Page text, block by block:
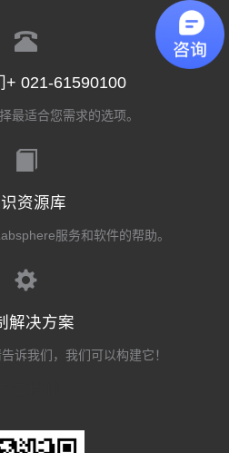
+ 021-61590100
最适合您需求的选项。
资源库
服务和软件的帮助。
解决方案
诉我们，我们可以构建它！